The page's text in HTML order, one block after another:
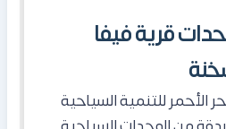
قرية فيفا
للتنمية السياحية